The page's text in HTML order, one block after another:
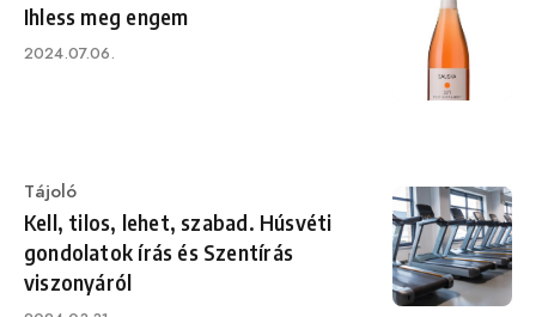
Ihless meg engem
Published
2024.07.06.
Category
Tájoló
Kell, tilos, lehet, szabad. Húsvéti
gondolatok írás és Szentírás
viszonyáról